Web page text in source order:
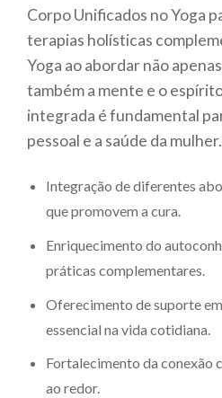
Corpo Unificados no Yoga
terapias holísticas
Yoga ao abordar não
também a mente e o
integrada é fundamental
pessoal e a saúde da mulher.
Integração de diferentes
que promovem a cura.
Enriquecimento do
práticas complementares.
Oferecimento de suporte
essencial na vida cotidiana.
Fortalecimento da conexão
ao redor.